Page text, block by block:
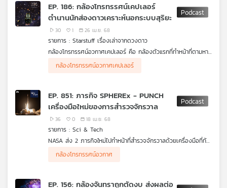
ค้นพบสิ่งมีชีวิตบนดาวอื่น ๆ มากขึ้น
EP. 186: กล้องโทรทรรศน์เคปเลอร์
ตำนานนักส่องดาวเคราะห์นอกระบบสุริยะ
30 1 26 เม.ย. 68
รายการ : Starstuff เรื่องเล่าจากดวงดาว
กล้องโทรทรรศน์อวกาศเคปเลอร์ คือ กล้องตัวแรกที่ทำหน้าที่ตามหา
ดาวเคราะห์นอกระบบสุริยะ ซึ่งได้ปฏิวัติการตามหาดาวเคราะห์นอก
ระบบสุริยะไปตลอดกาล กับจำนวนการค้นพบดาวเคราะห์นอกระบบ
เคราะห์นอกระบบสุริยะใหม่ ๆ อีกมากมายภายหลังจากโครงการเคป
เลอร์
รศน์อวกาศเคปเลอร์ นักส่องสำรวจดาวเคราะห์นอกระบบสุริยะ
กล้องโทรทรรศน์อวกาศเคปเลอร์
EP. 851: ภารกิจ SPHEREx - PUNCH
เครื่องมือใหม่ของการสำรวจจักรวาล
36 0 18 เม.ย. 68
รายการ : Sci & Tech
NASA ส่ง 2 ภารกิจใหม่ไปทำหน้าที่สำรวจจักรวาลด้วยเครื่องมือที่ทัน
สมัยมากขึ้นคือกล้องโทรทรรศน์อวกาศ SPHEREx ถ่ายภาพท้องฟ้า
มุมกว้างเพื่อทำแผนที่เอกภพ และสังเกตดวงดาวต่าง ๆ และ ยาน
กล้องโทรทรรศน์อวกาศ
EP. 156: กล้องจันทราถูกตัดงบ ส่งผลต่อ